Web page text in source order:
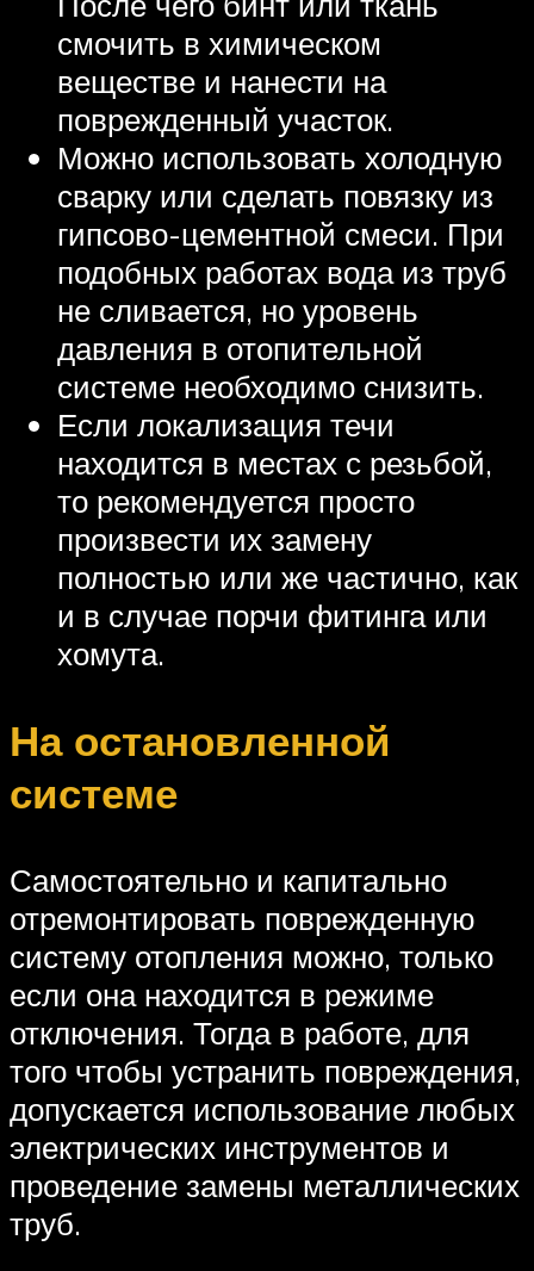
смочить в химическом
веществе и нанести на
поврежденный участок.
Можно использовать холодную
сварку или сделать повязку из
гипсово-цементной смеси. При
подобных работах вода из труб
не сливается, но уровень
давления в отопительной
системе необходимо снизить.
Если локализация течи
находится в местах с резьбой,
то рекомендуется просто
произвести их замену
полностью или же частично, как
и в случае порчи фитинга или
хомута.
На остановленной
системе
Самостоятельно и капитально
отремонтировать поврежденную
систему отопления можно, только
если она находится в режиме
отключения. Тогда в работе, для
того чтобы устранить повреждения,
допускается использование любых
электрических инструментов и
проведение замены металлических
труб.